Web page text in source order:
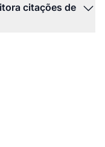
citações de